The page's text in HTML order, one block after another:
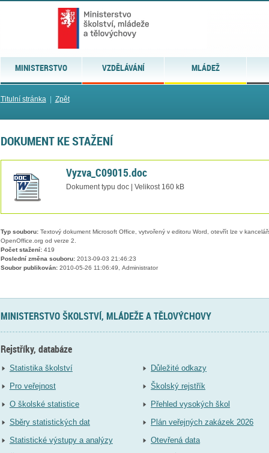
MINISTERSTVO VZDĚLÁVÁNÍ MLÁDEŽ
Titulní stránka| Zpět
DOKUMENT KE STAŽENÍ
Vyzva_C09015.doc
Dokument typu doc | Velikost 160 kB
Typ souboru:Textový dokument Microsoft Office, vytvořený v editoru Word, otevřít lze v
OpenOffice.org od verze 2.
Počet stažení:419
Poslední změna souboru:2013-09-03 21:46:23
Soubor publikován:2010-05-26 11:06:49, Administrator
MINISTERSTVO ŠKOLSTVÍ, MLÁDEŽE A TĚLOVÝCHOVY
Rejstříky, databáze
Statistika školství
Pro veřejnost
O školské statistice
Sběry statistických dat
Statistické výstupy a analýzy
Důležité odkazy
Školský rejstřík
Přehled vysokých škol
Plán veřejných zakázek 2026
Otevřená data